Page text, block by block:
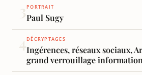
3PORTRAIT
Paul Sugy
4DÉCRYPTAGES
Ingérences, réseaux sociaux,
grand verrouillage